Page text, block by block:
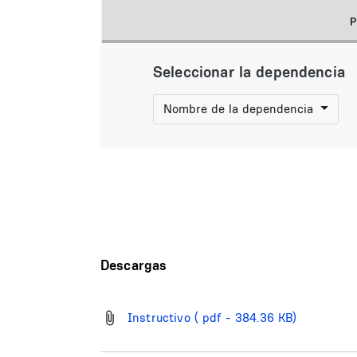
Seleccionar la dependencia
Nombre de la dependencia
Descargas
Instructivo ( pdf - 384.36 KB)